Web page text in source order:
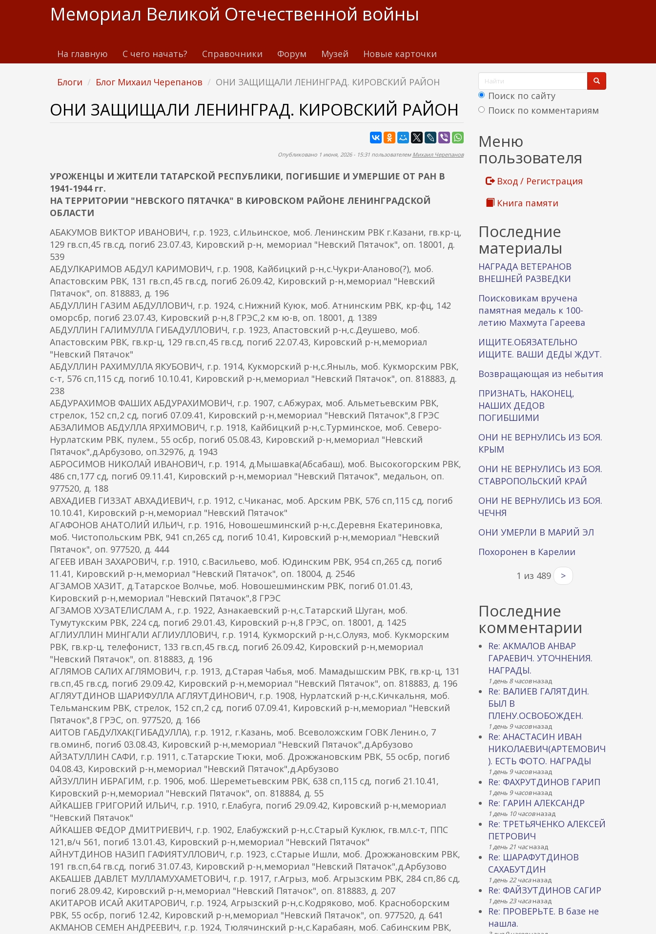
т
Мемориал Великой Отечественной войны
На главную С чего начать? Справочники Форум Музей Новые карточки
Блоги Блог Михаил Черепанов ОНИ ЗАЩИЩАЛИ ЛЕНИНГРАД. КИРОВСКИЙ РАЙОН
ОНИ ЗАЩИЩАЛИ ЛЕНИНГРАД. КИРОВСКИЙ РАЙОН
Опубликовано 1 июня, 2026 - 15:31 пользователем Михаил Черепанов
УРОЖЕНЦЫ И ЖИТЕЛИ ТАТАРСКОЙ РЕСПУБЛИКИ, ПОГИБШИЕ И УМЕРШИЕ ОТ РАН В
1941-1944 гг.
НА ТЕРРИТОРИИ "НЕВСКОГО ПЯТАЧКА" В КИРОВСКОМ РАЙОНЕ ЛЕНИНГРАДСКОЙ
ОБЛАСТИ
АБАКУМОВ ВИКТОР ИВАНОВИЧ, г.р. 1923, с.Ильинское, моб. Ленинским РВК г.Казани, гв.кр-ц,
129 гв.сп,45 гв.сд, погиб 23.07.43, Кировский р-н, мемориал "Невский Пятачок", оп. 18001, д.
539
АБДУЛКАРИМОВ АБДУЛ КАРИМОВИЧ, г.р. 1908, Кайбицкий р-н,с.Чукри-Аланово(?), моб.
Апастовским РВК, 131 гв.сп,45 гв.сд, погиб 26.09.42, Кировский р-н,мемориал "Невский
Пятачок", оп. 818883, д. 196
АБДУЛЛИН ГАЗИМ АБДУЛЛОВИЧ, г.р. 1924, с.Нижний Куюк, моб. Атнинским РВК, кр-фц, 142
оморсбр, погиб 23.07.43, Кировский р-н,8 ГРЭС,2 км ю-в, оп. 18001, д. 1389
АБДУЛЛИН ГАЛИМУЛЛА ГИБАДУЛЛОВИЧ, г.р. 1923, Апастовский р-н,с.Деушево, моб.
Апастовским РВК, гв.кр-ц, 129 гв.сп,45 гв.сд, погиб 22.07.43, Кировский р-н,мемориал
"Невский Пятачок"
АБДУЛЛИН РАХИМУЛЛА ЯКУБОВИЧ, г.р. 1914, Кукморский р-н,с.Яныль, моб. Кукморским РВК,
с-т, 576 сп,115 сд, погиб 10.10.41, Кировский р-н,мемориал "Невский Пятачок", оп. 818883, д.
238
АБДУРАХИМОВ ФАШИХ АБДУРАХИМОВИЧ, г.р. 1907, с.Абжурах, моб. Альметьевским РВК,
стрелок, 152 сп,2 сд, погиб 07.09.41, Кировский р-н,мемориал "Невский Пятачок",8 ГРЭС
АБЗАЛИМОВ АБДУЛЛА ЯРХИМОВИЧ, г.р. 1918, Кайбицкий р-н,с.Турминское, моб. Северо-
Нурлатским РВК, пулем., 55 осбр, погиб 05.08.43, Кировский р-н,мемориал "Невский
Пятачок",д.Арбузово, оп.32976, д. 1943
АБРОСИМОВ НИКОЛАЙ ИВАНОВИЧ, г.р. 1914, д.Мышавка(Абсабаш), моб. Высокогорским РВК,
486 сп,177 сд, погиб 09.11.41, Кировский р-н,мемориал "Невский Пятачок", медальон, оп.
977520, д. 188
АВХАДИЕВ ГИЗЗАТ АВХАДИЕВИЧ, г.р. 1912, с.Чиканас, моб. Арским РВК, 576 сп,115 сд, погиб
10.10.41, Кировский р-н,мемориал "Невский Пятачок"
АГАФОНОВ АНАТОЛИЙ ИЛЬИЧ, г.р. 1916, Новошешминский р-н,с.Деревня Екатериновка,
моб. Чистопольским РВК, 941 сп,265 сд, погиб 10.41, Кировский р-н,мемориал "Невский
Пятачок", оп. 977520, д. 444
АГЕЕВ ИВАН ЗАХАРОВИЧ, г.р. 1910, с.Васильево, моб. Юдинским РВК, 954 сп,265 сд, погиб
11.41, Кировский р-н,мемориал "Невский Пятачок", оп. 18004, д. 2546
АГЗАМОВ ХАЗИТ, д.Татарское Волчье, моб. Новошешминским РВК, погиб 01.01.43,
Кировский р-н,мемориал "Невский Пятачок",8 ГРЭС
АГЗАМОВ ХУЗАТЕЛИСЛАМ А., г.р. 1922, Азнакаевский р-н,с.Татарский Шуган, моб.
Тумутукским РВК, 224 сд, погиб 29.01.43, Кировский р-н,8 ГРЭС, оп. 18001, д. 1425
АГЛИУЛЛИН МИНГАЛИ АГЛИУЛЛОВИЧ, г.р. 1914, Кукморский р-н,с.Олуяз, моб. Кукморским
РВК, гв.кр-ц, телефонист, 133 гв.сп,45 гв.сд, погиб 26.09.42, Кировский р-н,мемориал
"Невский Пятачок", оп. 818883, д. 196
АГЛЯМОВ САЛИХ АГЛЯМОВИЧ, г.р. 1913, д.Старая Чабья, моб. Мамадышским РВК, гв.кр-ц, 131
гв.сп,45 гв.сд, погиб 29.09.42, Кировский р-н,мемориал "Невский Пятачок", оп. 818883, д. 196
АГЛЯУТДИНОВ ШАРИФУЛЛА АГЛЯУТДИНОВИЧ, г.р. 1908, Нурлатский р-н,с.Кичкальня, моб.
Тельманским РВК, стрелок, 152 сп,2 сд, погиб 07.09.41, Кировский р-н,мемориал "Невский
Пятачок",8 ГРЭС, оп. 977520, д. 166
АИТОВ ГАБДУЛХАК(ГИБАДУЛЛА), г.р. 1912, г.Казань, моб. Всеволожским ГОВК Ленин.о, 7
гв.оминб, погиб 03.08.43, Кировский р-н,мемориал "Невский Пятачок",д.Арбузово
АЙЗАТУЛЛИН САФИ, г.р. 1911, с.Татарские Тюки, моб. Дрожжановским РВК, 55 осбр, погиб
04.08.43, Кировский р-н,мемориал "Невский Пятачок",д.Арбузово
АЙЗУЛЛИН ИБРАГИМ, г.р. 1906, моб. Шереметьевским РВК, 638 сп,115 сд, погиб 21.10.41,
Кировский р-н,мемориал "Невский Пятачок", оп. 818884, д. 55
АЙКАШЕВ ГРИГОРИЙ ИЛЬИЧ, г.р. 1910, г.Елабуга, погиб 29.09.42, Кировский р-н,мемориал
"Невский Пятачок"
АЙКАШЕВ ФЕДОР ДМИТРИЕВИЧ, г.р. 1902, Елабужский р-н,с.Старый Куклюк, гв.мл.с-т, ППС
121,в/ч 561, погиб 13.01.43, Кировский р-н,мемориал "Невский Пятачок"
АЙНУТДИНОВ НАЗИП ГАФИЯТУЛЛОВИЧ, г.р. 1923, с.Старые Ишли, моб. Дрожжановским РВК,
191 гв.сп,64 гв.сд, погиб 31.07.43, Кировский р-н,мемориал "Невский Пятачок",д.Арбузово
АКБАШЕВ ДАВЛЕТ МУЛЛАМУХАМЕТОВИЧ, г.р. 1917, г.Агрыз, моб. Агрызским РВК, 284 сп,86 сд,
погиб 28.09.42, Кировский р-н,мемориал "Невский Пятачок", оп. 818883, д. 207
АКИТАРОВ ИСАЙ АКИТАРОВИЧ, г.р. 1924, Агрызский р-н,с.Кодряково, моб. Красноборским
РВК, 55 осбр, погиб 12.42, Кировский р-н,мемориал "Невский Пятачок", оп. 977520, д. 641
АКМАНОВ СЕМЕН АНДРЕЕВИЧ, г.р. 1924, Тюлячинский р-н,с.Карабаян, моб. Сабинским РВК,
Ф
о
р
а
п
о
и
к
а
Поиск по сайту
Поиск по комментариям
Меню
пользователя
Вход / Регистрация
Книга памяти
Последние
материалы
НАГРАДА ВЕТЕРАНОВ
ВНЕШНЕЙ РАЗВЕДКИ
Поисковикам вручена
памятная медаль к 100-
летию Махмута Гареева
ИЩИТЕ.ОБЯЗАТЕЛЬНО
ИЩИТЕ. ВАШИ ДЕДЫ ЖДУТ.
Возвращающая из небытия
ПРИЗНАТЬ, НАКОНЕЦ,
НАШИХ ДЕДОВ
ПОГИБШИМИ
ОНИ НЕ ВЕРНУЛИСЬ ИЗ БОЯ.
КРЫМ
ОНИ НЕ ВЕРНУЛИСЬ ИЗ БОЯ.
СТАВРОПОЛЬСКИЙ КРАЙ
ОНИ НЕ ВЕРНУЛИСЬ ИЗ БОЯ.
ЧЕЧНЯ
ОНИ УМЕРЛИ В МАРИЙ ЭЛ
Похоронен в Карелии
1 из 489 >
Последние
комментарии
Re: АКМАЛОВ АНВАР
ГАРАЕВИЧ. УТОЧНЕНИЯ.
НАГРАДЫ.
1 день 8 часовназад
Re: ВАЛИЕВ ГАЛЯТДИН.
БЫЛ В
ПЛЕНУ.ОСВОБОЖДЕН.
1 день 9 часовназад
Re: АНАСТАСИН ИВАН
НИКОЛАЕВИЧ(АРТЕМОВИЧ
). ЕСТЬ ФОТО. НАГРАДЫ
1 день 9 часовназад
Re: ФАХРУТДИНОВ ГАРИП
1 день 9 часовназад
Re: ГАРИН АЛЕКСАНДР
1 день 10 часовназад
Re: ТРЕТЬЯЧЕНКО АЛЕКСЕЙ
ПЕТРОВИЧ
1 день 21 часназад
Re: ШАРАФУТДИНОВ
САХАБУТДИН
1 день 22 часаназад
Re: ФАЙЗУТДИНОВ САГИР
1 день 23 часаназад
Re: ПРОВЕРЬТЕ. В базе не
нашла.